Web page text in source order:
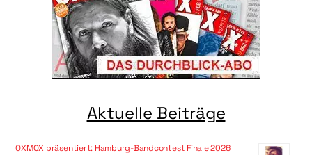
Aktuelle Beiträge
OXMOX präsentiert: Hamburg-Bandcontest Finale 2026